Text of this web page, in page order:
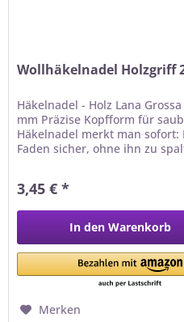
Wollhäkelnadel Holzgriff
Häkelnadel - Holz Lana
mm Präzise Kopfform für
Häkelnadel merkt man
Faden sicher, ohne ihn zu
Garnen. Warum du dieses
3,45 € *
In den Warenkorb
Merken